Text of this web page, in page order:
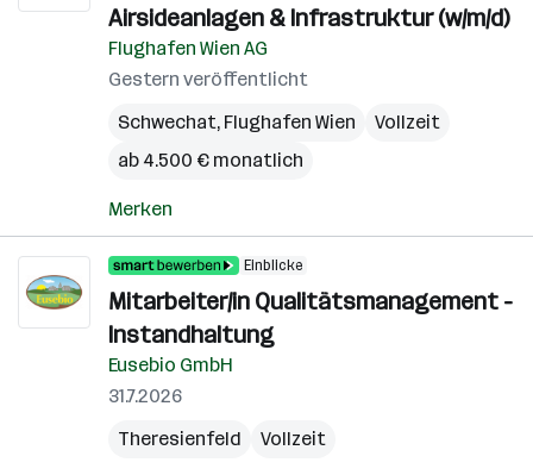
Airsideanlagen & Infrastruktur (w/m/d)
Flughafen Wien AG
Gestern veröffentlicht
Schwechat, Flughafen Wien
Vollzeit
ab 4.500 € monatlich
Merken
Einblicke
Mitarbeiter/in Qualitätsmanagement -
Instandhaltung
Eusebio GmbH
31.7.2026
Theresienfeld
Vollzeit